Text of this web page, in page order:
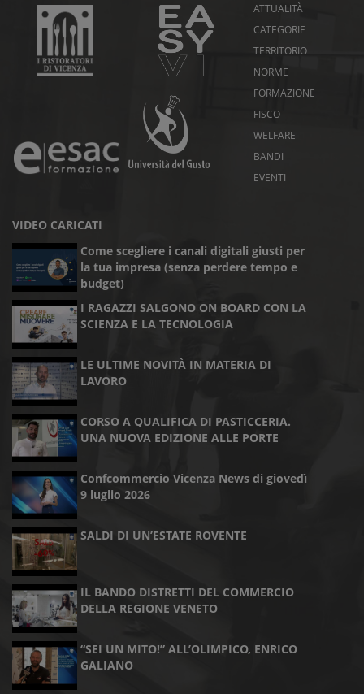
ATTUALITÀ
CATEGORIE
TERRITORIO
NORME
FORMAZIONE
FISCO
WELFARE
BANDI
EVENTI
VIDEO CARICATI
Come scegliere i canali digitali giusti per
la tua impresa (senza perdere tempo e
budget)
I RAGAZZI SALGONO ON BOARD CON LA
SCIENZA E LA TECNOLOGIA
LE ULTIME NOVITÀ IN MATERIA DI
LAVORO
CORSO A QUALIFICA DI PASTICCERIA.
UNA NUOVA EDIZIONE ALLE PORTE
Confcommercio Vicenza News di giovedì
9 luglio 2026
SALDI DI UN’ESTATE ROVENTE
IL BANDO DISTRETTI DEL COMMERCIO
DELLA REGIONE VENETO
“SEI UN MITO!” ALL’OLIMPICO, ENRICO
GALIANO